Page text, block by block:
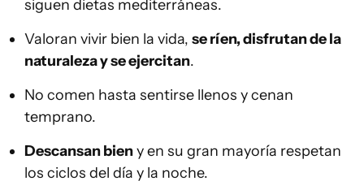
siguen dietas mediterráneas.
Valoran vivir bien la vida, se ríen, disfrutan de la
naturaleza y se ejercitan.
No comen hasta sentirse llenos y cenan
temprano.
Descansan bieny en su gran mayoría respetan
los ciclos del día y la noche.